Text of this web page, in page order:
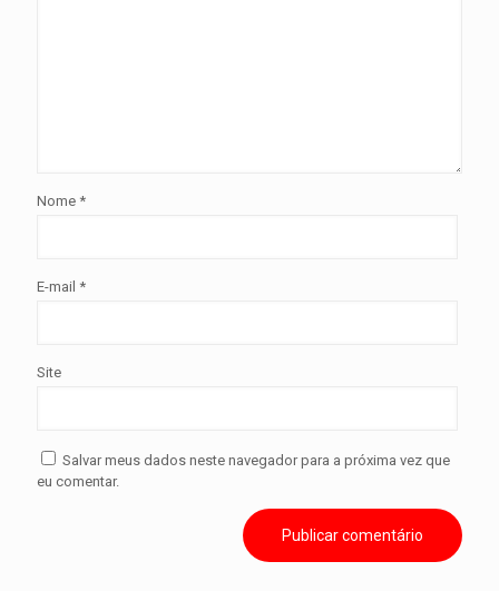
Nome *
E-mail *
Site
Salvar meus dados neste navegador para a próxima vez que
eu comentar.